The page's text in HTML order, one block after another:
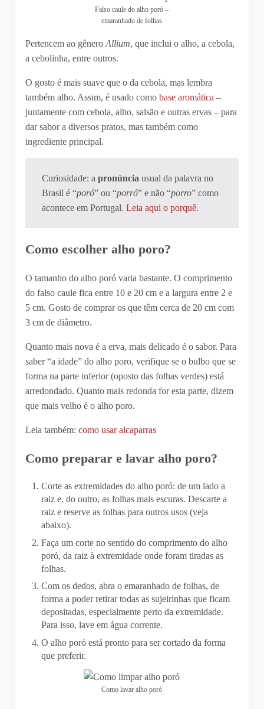
Falso caule do alho poró –
emaranhado de folhas
Pertencem ao gênero Allium, que inclui o alho, a cebola,
a cebolinha, entre outros.
O gosto é mais suave que o da cebola, mas lembra
também alho. Assim, é usado como base aromática –
juntamente com cebola, alho, salsão e outras ervas – para
dar sabor a diversos pratos, mas também como
ingrediente principal.
Curiosidade: apronúnciausual da palavra no
Brasil é “poró” ou “porró” e não “porro” como
acontece em Portugal.Leia aqui o porquê.
Como escolher alho poro?
O tamanho do alho poró varia bastante. O comprimento
do falso caule fica entre 10 e 20 cm e a largura entre 2 e
5 cm. Gosto de comprar os que têm cerca de 20 cm com
3 cm de diâmetro.
Quanto mais nova é a erva, mais delicado é o sabor. Para
saber “a idade” do alho poro, verifique se o bulbo que se
forma na parte inferior (oposto das folhas verdes) está
arredondado. Quanto mais redonda for esta parte, dizem
que mais velho é o alho poro.
Leia também: como usar alcaparras
Como preparar e lavar alho poro?
Corte as extremidades do alho poró: de um lado a
raiz e, do outro, as folhas mais escuras. Descarte a
raiz e reserve as folhas para outros usos (veja
abaixo).
Faça um corte no sentido do comprimento do alho
poró, da raiz à extremidade onde foram tiradas as
folhas.
Com os dedos, abra o emaranhado de folhas, de
forma a poder retirar todas as sujeirinhas que ficam
depositadas, especialmente perto da extremidade.
Para isso, lave em água corrente.
O alho poró está pronto para ser cortado da forma
que preferir.
Como lavar alho poró